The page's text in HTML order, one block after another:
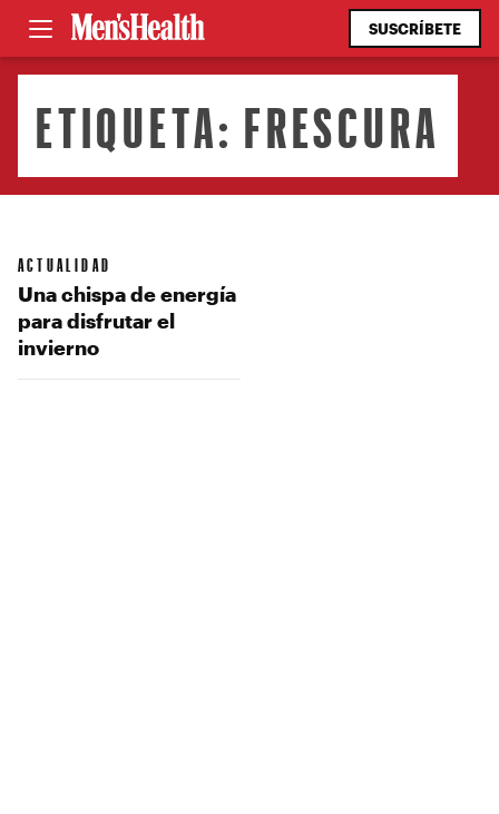
SUSCRÍBETE
ETIQUETA: FRESCURA
ACTUALIDAD
Una chispa de energía
para disfrutar el
invierno